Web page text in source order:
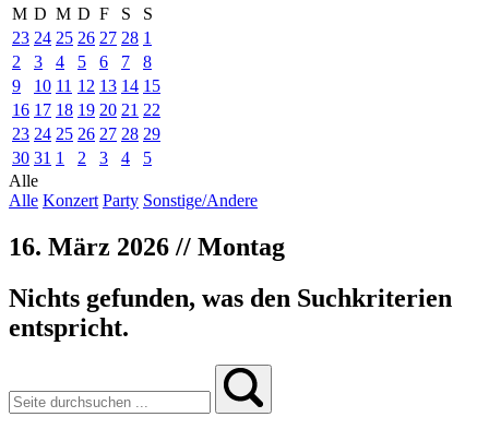
M D M D F S
S
23 24 25 26 27 28 1
2
3 4 5 6 7
8
9
10 11 12 13 14 15
16 17 18 19 20 21 22
23 24 25 26 27 28 29
30 31 1 2 3 4
5
Alle
Alle Konzert Party Sonstige/Andere
16. März 2026 // Montag
Nichts gefunden, was den Suchkriterien
entspricht.